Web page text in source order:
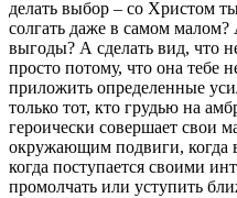
делать выбор – со Христом
солгать даже в самом малом?
выгоды? А сделать вид, что
просто потому, что она тебе
приложить определенные
только тот, кто грудью на
героически совершает свои
окружающим подвиги, когда
когда поступается своими
промолчать или уступить